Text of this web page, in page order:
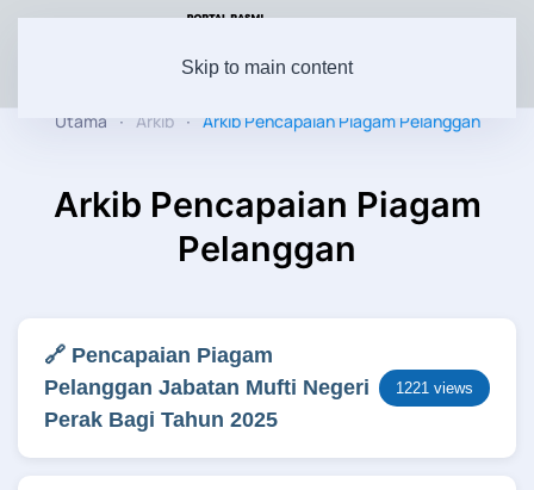
Skip to main content
Utama Arkib Arkib Pencapaian Piagam Pelanggan
Arkib Pencapaian Piagam
Pelanggan
🔗 Pencapaian Piagam
Pelanggan Jabatan Mufti Negeri
Perak Bagi Tahun 2025
1221 views